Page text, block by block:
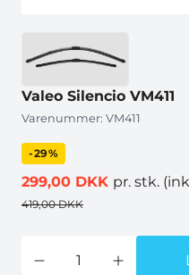
Valeo Silencio VM411
Varenummer: VM411
-29%
299,00 DKK pr. stk.
419,00 DKK